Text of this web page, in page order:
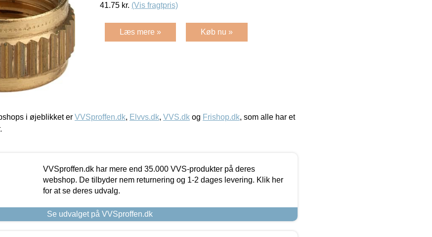
41.75 kr. (Vis fragtpris)
Læs mere » Køb nu »
i øjeblikket er VVSproffen.dk, Elvvs.dk, VVS.dk og Frishop.dk, som alle har et
VVSproffen.dk har mere end 35.000 VVS-produkter på deres
webshop. De tilbyder nem returnering og 1-2 dages levering. Klik her
for at se deres udvalg.
Se udvalget på VVSproffen.dk